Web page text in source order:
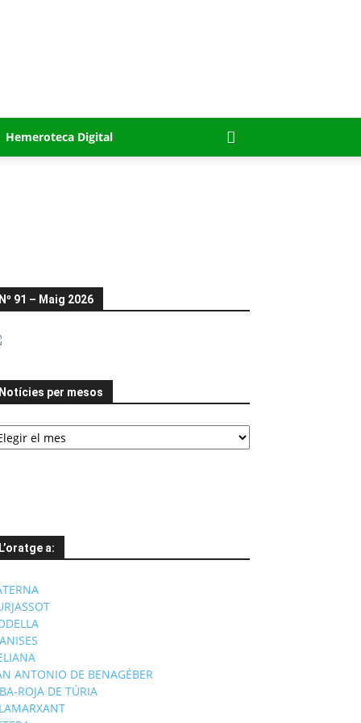
Hemeroteca Digital
Nº 91 – Maig 2026
Notícies per mesos
L’oratge a:
ANTONIO DE BENAGÉBER
ROJA DE TÚRIA